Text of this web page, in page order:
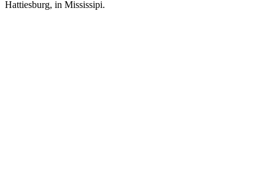
Hattiesburg, in Mississipi.